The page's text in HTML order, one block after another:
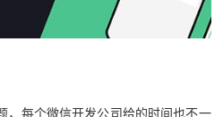
每个微信开发公司给的时间也不一